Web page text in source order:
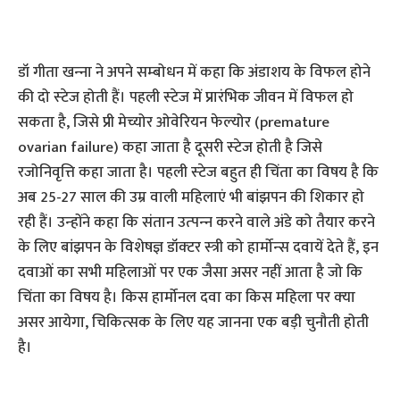
डॉ गीता खन्‍ना ने अपने सम्‍बोधन में कहा कि अंडाशय के विफल होने
की दो स्‍टेज होती हैं। पहली स्‍टेज में प्रारंभिक जीवन में विफल हो
सकता है, जिसे प्री मेच्‍योर ओवेरियन फेल्‍योर (premature
ovarian failure) कहा जाता है दूसरी स्‍टेज होती है जिसे
रजोनिवृत्ति कहा जाता है। पहली स्‍टेज बहुत ही चिंता का विषय है कि
अब 25-27 साल की उम्र वाली महिलाएं भी बांझपन की शिकार हो
रही हैं। उन्‍होंने कहा कि संतान उत्‍पन्‍न करने वाले अंडे को तैयार करने
के लिए बांझपन के विशेषज्ञ डॉक्‍टर स्‍त्री को हार्मोन्‍स दवायें देते हैं, इन
दवाओं का सभी महिलाओं पर एक जैसा असर नहीं आता है जो कि
चिंता का विषय है। किस हार्मोनल दवा का किस महिला पर क्‍या
असर आयेगा, चिकित्‍सक के लिए यह जानना एक बड़ी चुनौती होती
है।